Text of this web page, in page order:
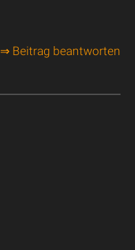
⇒ Beitrag beantworten